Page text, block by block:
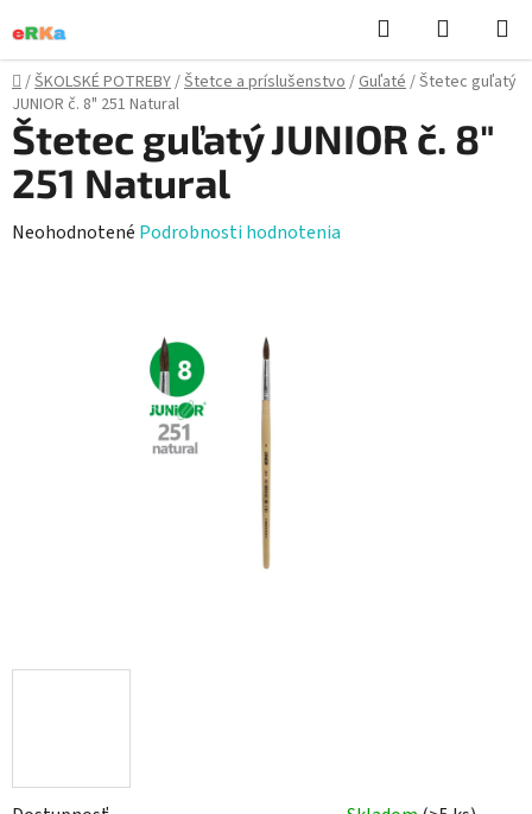
na
obsah
Hľadať
KOŠÍK
Domov
/ŠKOLSKÉ POTREBY/Štetce a príslušenstvo/Guľaté/Štetec guľatý
JUNIOR č. 8" 251 Natural
Štetec guľatý JUNIOR č. 8"
251 Natural
Priemerné
Neohodnotené Podrobnosti hodnotenia